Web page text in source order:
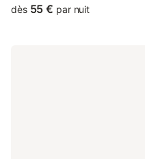
dès 55 € par nuit